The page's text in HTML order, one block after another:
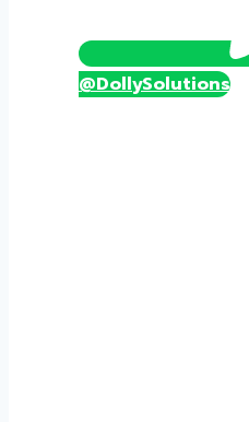
@DollySolutions